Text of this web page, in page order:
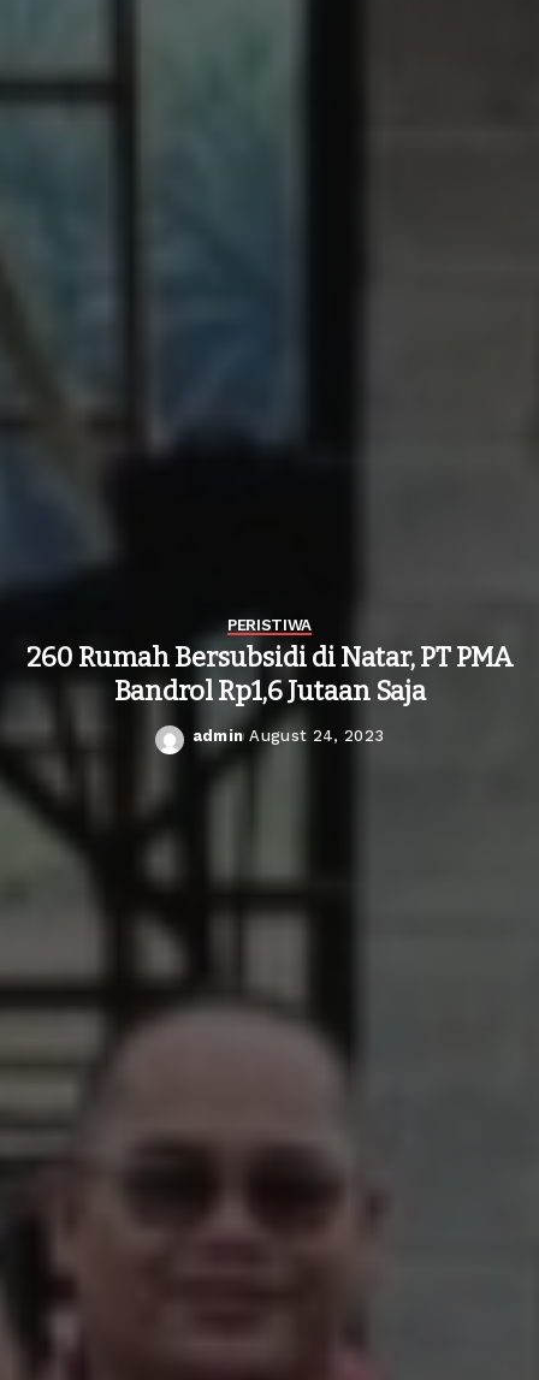
PERISTIWA
260 Rumah Bersubsidi di Natar, PT PMA
Bandrol Rp1,6 Jutaan Saja
Posted
admin August 24, 2023